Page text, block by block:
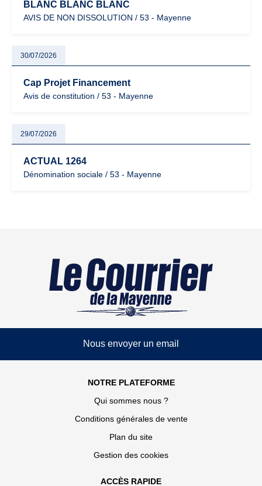
BLANC BLANC BLANC
AVIS DE NON DISSOLUTION / 53 - Mayenne
30/07/2026
Cap Projet Financement
Avis de constitution / 53 - Mayenne
29/07/2026
ACTUAL 1264
Dénomination sociale / 53 - Mayenne
Nous envoyer un email
NOTRE PLATEFORME
Qui sommes nous ?
Conditions générales de vente
Plan du site
Gestion des cookies
ACCÈS RAPIDE